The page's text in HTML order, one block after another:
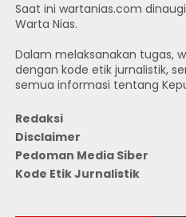
Saat ini wartanias.com
Warta Nias.
Dalam melaksanakan tugas,
dengan kode etik jurnalistik,
semua informasi tentang
Redaksi
Disclaimer
Pedoman Media Siber
Kode Etik Jurnalistik